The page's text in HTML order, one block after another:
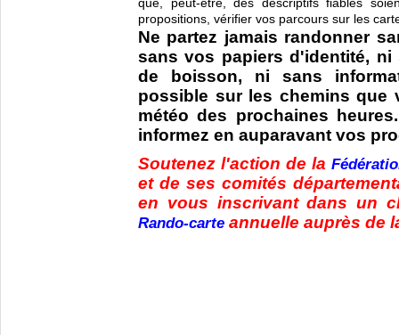
propositions, vérifier vos parcours sur les
Ne partez jamais randonner
sans vos papiers d'identité,
de boisson, ni sans
possible sur les chemins que
météo des prochaines
informez en auparavant vos
Soutenez l'action de la
et de ses comités
en vous inscrivant dans un
Rando-carte annuelle auprès de